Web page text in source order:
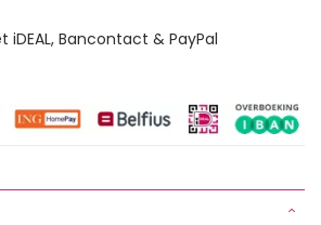
Bancontact & PayPal